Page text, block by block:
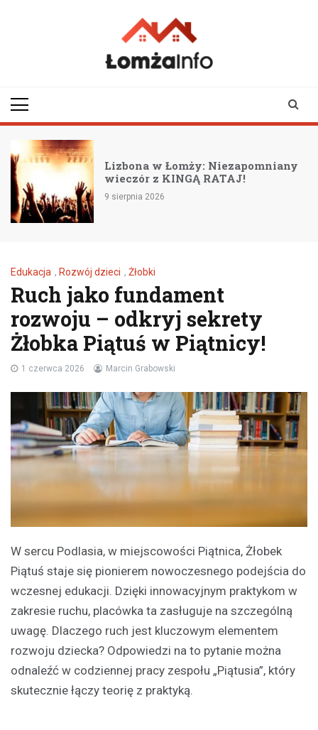
Lizbona w Łomży: Niezapomniany
wieczór z KINGĄ RATAJ!
9 sierpnia 2026
Edukacja , Rozwój dzieci , Żłobki
Ruch jako fundament
rozwoju – odkryj sekrety
Żłobka Piątuś w Piątnicy!
1 czerwca 2026 Marcin Grabowski
W sercu Podlasia, w miejscowości Piątnica, Żłobek
Piątuś staje się pionierem nowoczesnego podejścia do
wczesnej edukacji. Dzięki innowacyjnym praktykom w
zakresie ruchu, placówka ta zasługuje na szczególną
uwagę. Dlaczego ruch jest kluczowym elementem
rozwoju dziecka? Odpowiedzi na to pytanie można
odnaleźć w codziennej pracy zespołu „Piątusia”, który
skutecznie łączy teorię z praktyką.